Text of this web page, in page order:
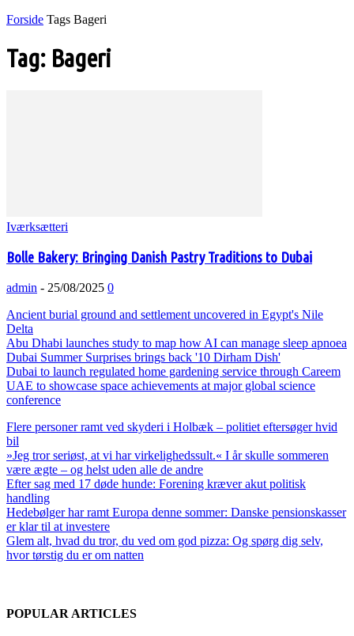
Forside Tags Bageri
Tag: Bageri
Iværksætteri
Bolle Bakery: Bringing Danish Pastry Traditions to Dubai
admin - 25/08/2025 0
Ancient burial ground and settlement uncovered in Egypt's Nile
Delta
Abu Dhabi launches study to map how AI can manage sleep apnoea
Dubai Summer Surprises brings back '10 Dirham Dish'
Dubai to launch regulated home gardening service through Careem
UAE to showcase space achievements at major global science
conference
Flere personer ramt ved skyderi i Holbæk – politiet eftersøger hvid
bil
»Jeg tror seriøst, at vi har virkelighedssult.« I år skulle sommeren
være ægte – og helst uden alle de andre
Efter sag med 17 døde hunde: Forening kræver akut politisk
handling
Hedebølger har ramt Europa denne sommer: Danske pensionskasser
er klar til at investere
Glem alt, hvad du tror, du ved om god pizza: Og spørg dig selv,
hvor tørstig du er om natten
POPULAR ARTICLES